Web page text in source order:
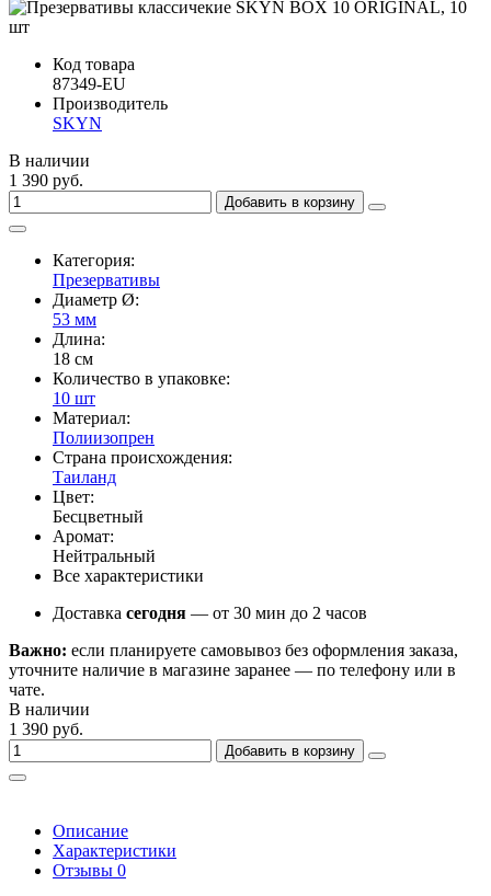
Код товара
87349-EU
Производитель
SKYN
В наличии
1 390 руб.
Добавить в корзину
Категория:
Презервативы
Диаметр Ø:
53 мм
Длина:
18 см
Количество в упаковке:
10 шт
Материал:
Полиизопрен
Страна происхождения:
Таиланд
Цвет:
Бесцветный
Аромат:
Нейтральный
Все характеристики
Доставка сегодня — от 30 мин до 2 часов
Важно: если планируете самовывоз без оформления заказа,
уточните наличие в магазине заранее — по телефону или в
чате.
В наличии
1 390 руб.
Добавить в корзину
Описание
Характеристики
Отзывы 0